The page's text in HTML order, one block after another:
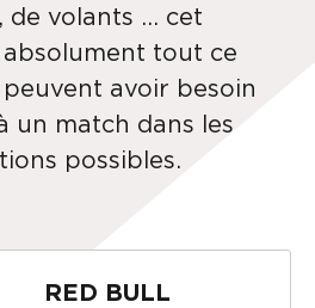
de volants … cet
tout ce
avoir besoin
un match dans les
possibles.
RED BULL